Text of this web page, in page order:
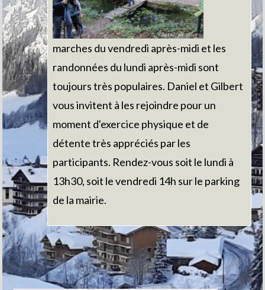
marches du vendredi après-midi et les
randonnées du lundi après-midi sont
toujours très populaires. Daniel et Gilbert
vous invitent à les rejoindre pour un
moment d'exercice physique et de
détente très appréciés par les
participants. Rendez-vous soit le lundi à
13h30, soit le vendredi 14h sur le parking
de la mairie.